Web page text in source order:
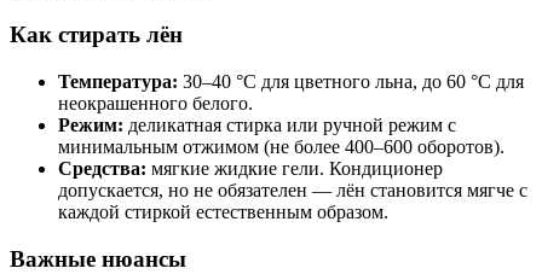
Как стирать лён
Температура: 30–40 °C для цветного льна, до 60 °C для
неокрашенного белого.
Режим: деликатная стирка или ручной режим с
минимальным отжимом (не более 400–600 оборотов).
Средства: мягкие жидкие гели. Кондиционер
допускается, но не обязателен — лён становится мягче с
каждой стиркой естественным образом.
Важные нюансы